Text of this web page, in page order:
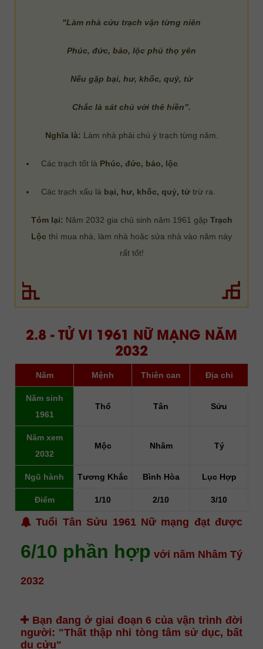
"Làm nhà cửu trạch vận từng niên
Phúc, đức, bảo, lộc phú thọ yên
Nếu gặp bại, hư, khốc, quỷ, tử
Chắc là sát chủ với thê hiền”.
Nghĩa là: Làm nhà phải chú ý trạch từng năm.
Các trạch tốt là Phúc, đức, bảo, lộc
Các trạch xấu là bại, hư, khốc, quỷ, tử trừ ra.
Tóm lại: Năm 2032 gia chủ sinh năm 1961 gặp Trạch
Lộc thì mua nhà, làm nhà hoặc sửa nhà vào năm này
rất tốt!
2.8 - TỬ VI 1961 NỮ MẠNG NĂM
2032
Năm Mệnh Thiên can Địa chi
Năm sinh
1961
Thổ Tân Sửu
Năm xem
2032
Mộc Nhâm Tý
Ngũ hành Tương Khắc Bình Hòa Lục Hợp
Điểm 1/10 2/10 3/10
Tuổi Tân Sửu 1961 Nữ mạng đạt được
6/10 phần hợp với năm Nhâm Tý
2032
Bạn đang ở giai đoạn 6 của vận trình đời
người: "Thất thập nhi tòng tâm sử dục, bất
du cửu"